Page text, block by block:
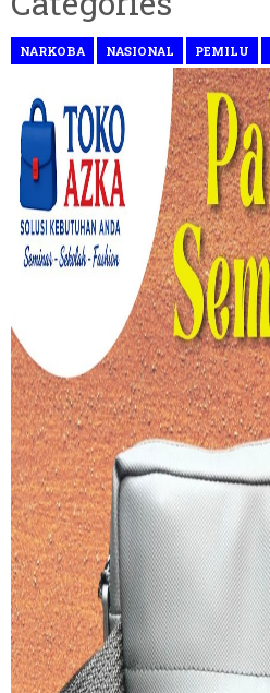
NARKOBA NASIONAL PEMILU